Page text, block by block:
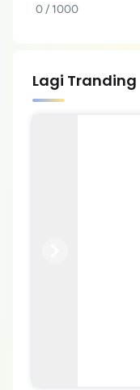
0 / 1000
Lagi Tranding